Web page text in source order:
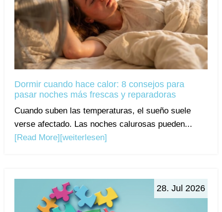
Dormir cuando hace calor: 8 consejos para
pasar noches más frescas y reparadoras
Cuando suben las temperaturas, el sueño suele
verse afectado. Las noches calurosas pueden...
[Read More] [weiterlesen]
28. Jul 2026